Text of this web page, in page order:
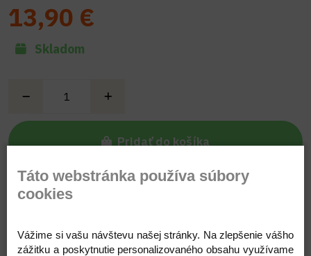
Skladom
13,90 €
Pridať do košíka
Táto webstránka používa súbory
cookies
Vážime si vašu návštevu našej stránky. Na zlepšenie vášho
zážitku a poskytnutie personalizovaného obsahu využívame